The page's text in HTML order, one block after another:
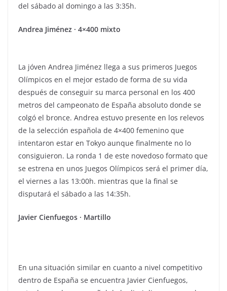
del sábado al domingo a las 3:35h.
Andrea Jiménez · 4×400 mixto
La jóven Andrea Jiménez llega a sus primeros Juegos
Olímpicos en el mejor estado de forma de su vida
después de conseguir su marca personal en los 400
metros del campeonato de España absoluto donde se
colgó el bronce. Andrea estuvo presente en los relevos
de la selección española de 4×400 femenino que
intentaron estar en Tokyo aunque finalmente no lo
consiguieron. La ronda 1 de este novedoso formato que
se estrena en unos Juegos Olímpicos será el primer día,
el viernes a las 13:00h. mientras que la final se
disputará el sábado a las 14:35h.
Javier Cienfuegos · Martillo
En una situación similar en cuanto a nivel competitivo
dentro de España se encuentra Javier Cienfuegos,